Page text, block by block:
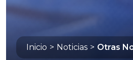
Inicio > Noticias > Otras